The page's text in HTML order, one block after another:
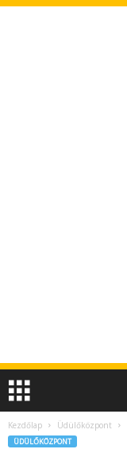
Kezdőlap Üdülőközpont
ÜDÜLŐKÖZPONT